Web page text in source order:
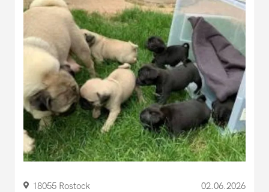
18055 Rostock 02.06.2026